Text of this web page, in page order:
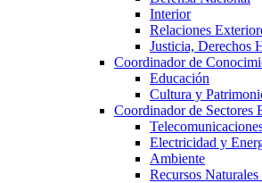
Interior
Relaciones
Justicia, Derechos
Coordinador de
Educación
Cultura y
Coordinador de Sectores
Electricidad y
Ambiente
Recursos